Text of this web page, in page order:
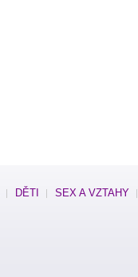
DĚTI SEX A VZTAHY